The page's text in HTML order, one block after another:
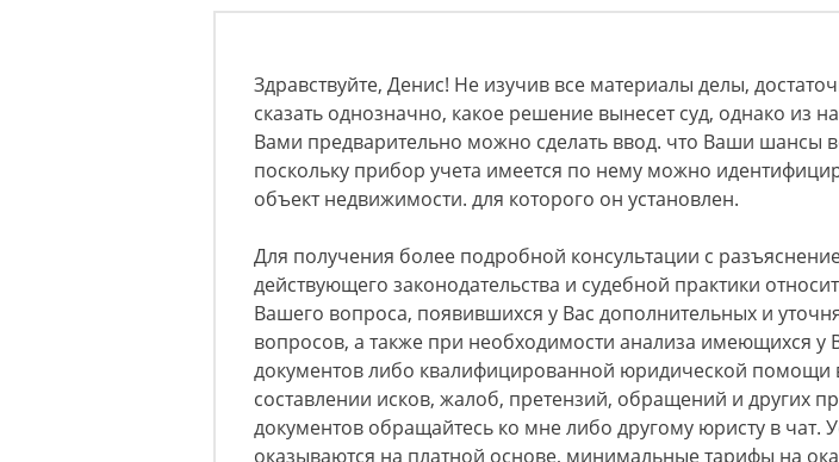
Здравствуйте, Денис! Не изучив все материалы делы,
сказать однозначно, какое решение вынесет суд, однако из
Вами предварительно можно сделать ввод. что Ваши шансы
поскольку прибор учета имеется по нему можно
объект недвижимости. для которого он установлен.
Для получения более подробной консультации с
действующего законодательства и судебной практики
Вашего вопроса, появившихся у Вас дополнительных и
вопросов, а также при необходимости анализа имеющихся у
документов либо квалифицированной юридической помощи
составлении исков, жалоб, претензий, обращений и других
документов обращайтесь ко мне либо другому юристу в чат.
оказываются на платной основе, минимальные тарифы на